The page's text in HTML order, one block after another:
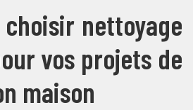
nettoyage
vos projets de
maison